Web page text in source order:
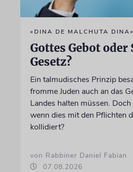
»DINA DE MALCHUTA DINA«
Gottes Gebot oder
Gesetz?
Ein talmudisches Prinzip
fromme Juden auch an das
Landes halten müssen.
wenn dies mit den Pflichten
kollidiert?
von Rabbiner Daniel Fabian
07.08.2026